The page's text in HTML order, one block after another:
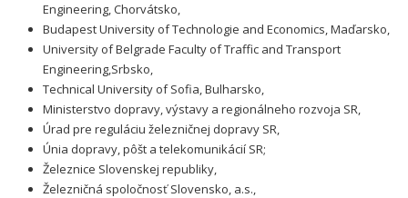
Engineering, Chorvátsko,
Budapest University of Technologie and Economics, Maďarsko,
University of Belgrade Faculty of Traffic and Transport
Engineering,Srbsko,
Technical University of Sofia, Bulharsko,
Ministerstvo dopravy, výstavy a regionálneho rozvoja SR,
Úrad pre reguláciu železničnej dopravy SR,
Únia dopravy, pôšt a telekomunikácií SR;
Železnice Slovenskej republiky,
Železničná spoločnosť Slovensko, a.s.,